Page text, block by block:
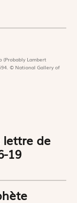
(Probably Lambert
© National Gallery of
lettre de
19